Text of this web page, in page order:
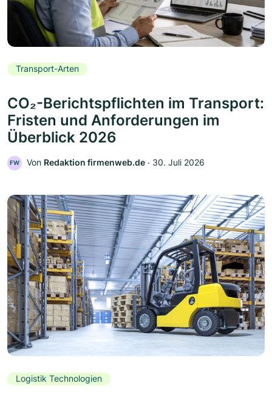
Transport-Arten
CO₂-Berichtspflichten im Transport:
Fristen und Anforderungen im
Überblick 2026
FW Von Redaktion firmenweb.de ‧ 30. Juli 2026
Logistik Technologien